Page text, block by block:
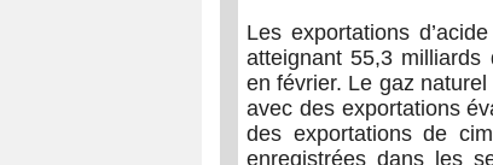
Les exportations
atteignant 55,3 milliards
en février. Le gaz
avec des exportations
des exportations de
enregistrées dans les